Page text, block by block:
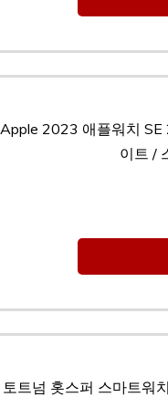
Apple 2023 애플워치 SE
이트 /
토트넘 홋스퍼 스마트